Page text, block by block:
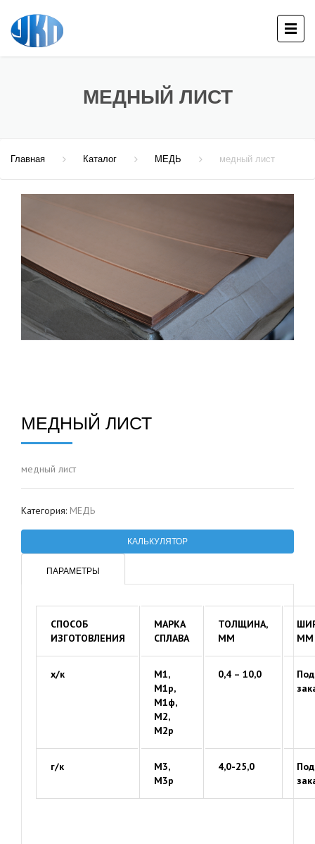
МЕДНЫЙ ЛИСТ
Главная Каталог МЕДЬ медный лист
МЕДНЫЙ ЛИСТ
медный лист
Категория: МЕДЬ
КАЛЬКУЛЯТОР
ПАРАМЕТРЫ
СПОСОБ
ИЗГОТОВЛЕНИЯ
МАРКА
СПЛАВА
ТОЛЩИНА,
ММ
ММ
х/к
М1,
М1р,
М1ф,
М2,
М2р
0,4 – 10,0
Под
г/к
М3,
М3р
4,0-25,0
Под